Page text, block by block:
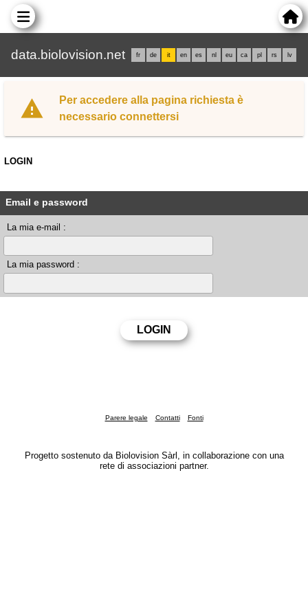
data.biolovision.net fr de it en es nl eu ca pl rs lv
Per accedere alla pagina richiesta è
necessario connettersi
LOGIN
Email e password
La mia e-mail :
La mia password :
Parere legale Contatti Fonti
Progetto sostenuto da Biolovision Sàrl, in collaborazione con una
rete di associazioni partner.